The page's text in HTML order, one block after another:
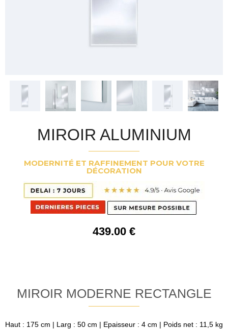
MIROIR ALUMINIUM
MODERNITÉ ET RAFFINEMENT POUR VOTRE
DÉCORATION
439.00 €
MIROIR MODERNE RECTANGLE
Haut : 175 cm | Larg : 50 cm | Epaisseur : 4 cm | Poids net : 11,5 kg